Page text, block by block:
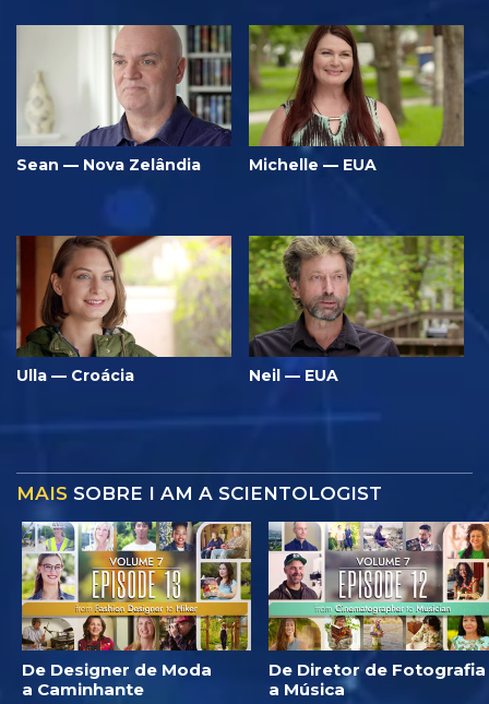
Sean — Nova Zelândia Michelle — EUA
Ulla — Croácia Neil — EUA
MAIS SOBRE I AM A SCIENTOLOGIST
De Designer de Moda
a Caminhante
De Diretor de Fotografia
a Música